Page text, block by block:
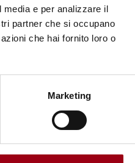
e per analizzare il
partner che si occupano
che hai fornito loro o
Marketing